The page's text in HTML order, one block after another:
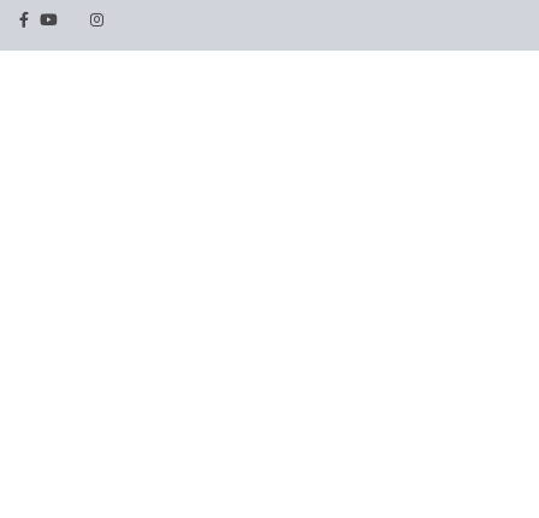
FacebookYoutube
TwitterInstragram